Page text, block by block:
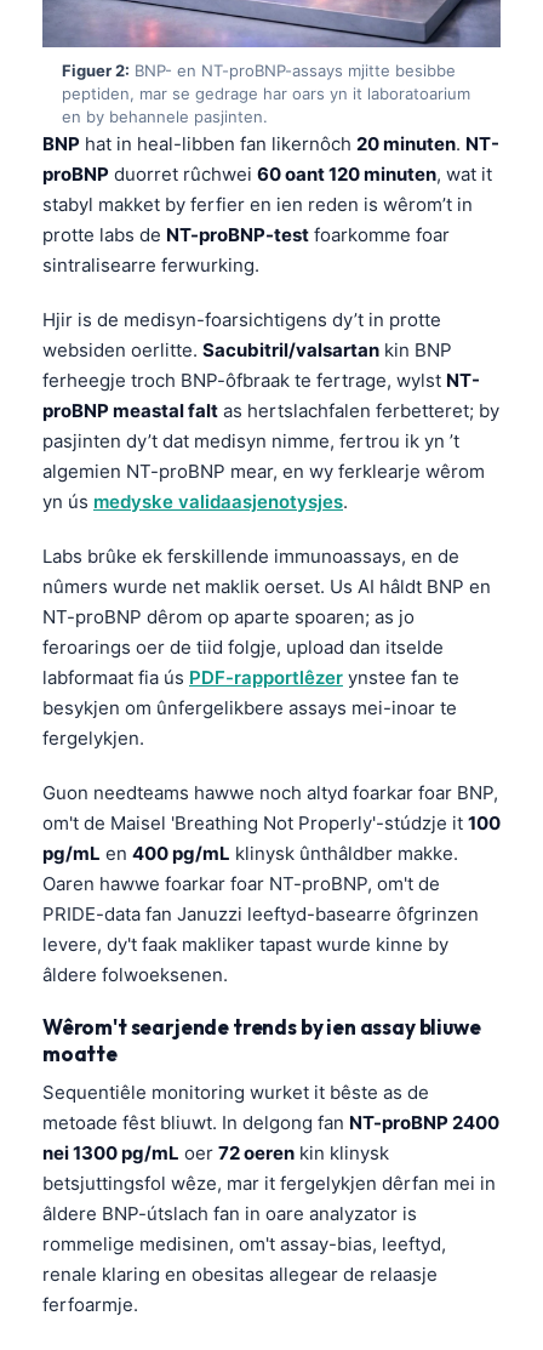
Figuer 2: BNP- en NT-proBNP-assays mjitte besibbe
peptiden, mar se gedrage har oars yn it laboratoarium
en by behannele pasjinten.
BNP hat in heal-libben fan likernôch 20 minuten. NT-
proBNP duorret rûchwei 60 oant 120 minuten, wat it
stabyl makket by ferfier en ien reden is wêrom’t in
protte labs de NT-proBNP-test foarkomme foar
sintralisearre ferwurking.
Hjir is de medisyn-foarsichtigens dy’t in protte
websiden oerlitte. Sacubitril/valsartan kin BNP
ferheegje troch BNP-ôfbraak te fertrage, wylst NT-
proBNP meastal falt as hertslachfalen ferbetteret; by
pasjinten dy’t dat medisyn nimme, fertrou ik yn ’t
algemien NT-proBNP mear, en wy ferklearje wêrom
yn ús medyske validaasjenotysjes.
Labs brûke ek ferskillende immunoassays, en de
nûmers wurde net maklik oerset. Us AI hâldt BNP en
NT-proBNP dêrom op aparte spoaren; as jo
feroarings oer de tiid folgje, upload dan itselde
labformaat fia ús PDF-rapportlêzer ynstee fan te
besykjen om ûnfergelikbere assays mei-inoar te
fergelykjen.
Guon needteams hawwe noch altyd foarkar foar BNP,
om't de Maisel 'Breathing Not Properly'-stúdzje it 100
pg/mL en 400 pg/mL klinysk ûnthâldber makke.
Oaren hawwe foarkar foar NT-proBNP, om't de
PRIDE-data fan Januzzi leeftyd-basearre ôfgrinzen
levere, dy't faak makliker tapast wurde kinne by
âldere folwoeksenen.
Wêrom't searjende trends by ien assay bliuwe
moatte
Sequentiêle monitoring wurket it bêste as de
metoade fêst bliuwt. In delgong fan NT-proBNP 2400
nei 1300 pg/mL oer 72 oeren kin klinysk
betsjuttingsfol wêze, mar it fergelykjen dêrfan mei in
âldere BNP-útslach fan in oare analyzator is
rommelige medisinen, om't assay-bias, leeftyd,
renale klaring en obesitas allegear de relaasje
ferfoarmje.